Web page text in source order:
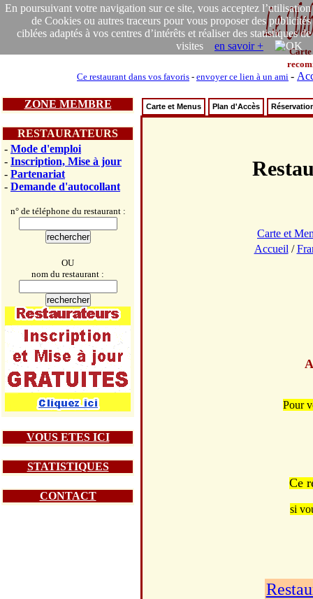
En poursuivant votre navigation sur ce site, vous acceptez l’utilisation
de Cookies ou autres traceurs pour vous proposer des publicités
ciblées adaptés à vos centres d’intérêts et réaliser des statistiques de
visites en savoir +
Carte
Ce restaurant dans vos favoris - envoyer ce lien à un ami -
ZONE MEMBRE
RESTAURATEURS
- Mode d'emploi
- Inscription, Mise à jour
- Partenariat
- Demande d'autocollant
n° de téléphone du restaurant :
OU
nom du restaurant :
VOUS ETES ICI
STATISTIQUES
CONTACT
Carte et Menus Plan d'Accès
Carte et
Accueil /
Pour
Ce
si